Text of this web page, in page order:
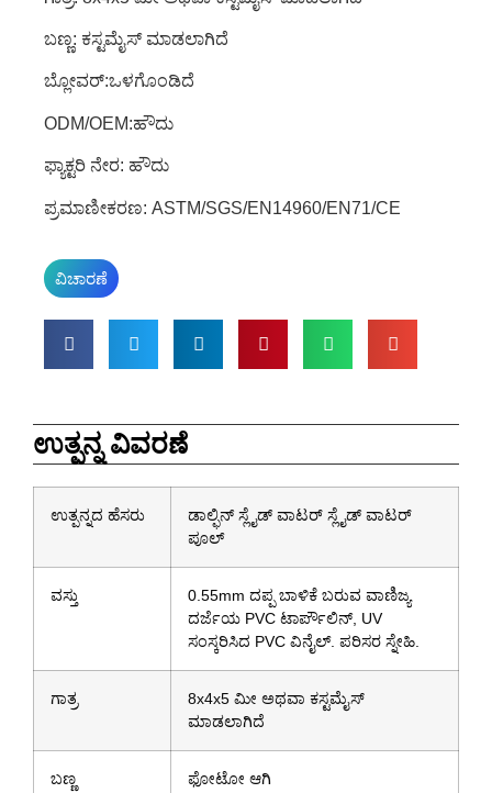
ಬಣ್ಣ: ಕಸ್ಟಮೈಸ್ ಮಾಡಲಾಗಿದೆ
ಬ್ಲೋವರ್:ಒಳಗೊಂಡಿದೆ
ODM/OEM:ಹೌದು
ಫ್ಯಾಕ್ಟರಿ ನೇರ: ಹೌದು
ಪ್ರಮಾಣೀಕರಣ: ASTM/SGS/EN14960/EN71/CE
ವಿಚಾರಣೆ
ಉತ್ಪನ್ನ ವಿವರಣೆ
ಉತ್ಪನ್ನದ ಹೆಸರು
ಡಾಲ್ಫಿನ್ ಸ್ಲೈಡ್ ವಾಟರ್ ಸ್ಲೈಡ್ ವಾಟರ್
ಪೂಲ್
ವಸ್ತು
0.55mm ದಪ್ಪ ಬಾಳಿಕೆ ಬರುವ ವಾಣಿಜ್ಯ
ದರ್ಜೆಯ PVC ಟಾರ್ಪೌಲಿನ್, UV
ಸಂಸ್ಕರಿಸಿದ PVC ವಿನೈಲ್. ಪರಿಸರ ಸ್ನೇಹಿ.
ಗಾತ್ರ
8x4x5 ಮೀ ಅಥವಾ ಕಸ್ಟಮೈಸ್
ಮಾಡಲಾಗಿದೆ
ಬಣ್ಣ ಫೋಟೋ ಆಗಿ